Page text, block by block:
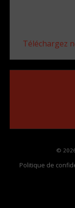
Téléchargez
©
Politique de